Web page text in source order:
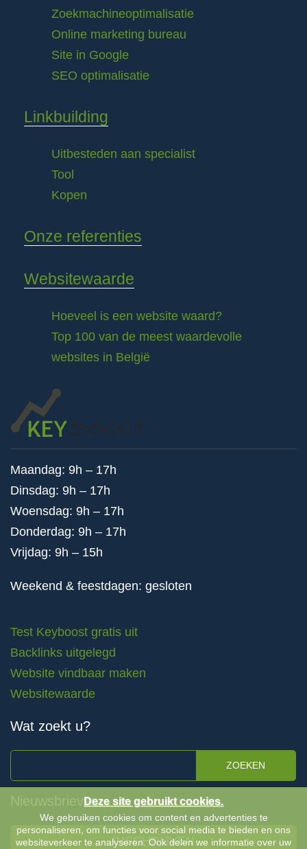
Zoekmachineoptimalisatie
Online marketing bureau
Site in Google
SEO optimalisatie
Linkbuilding
Uitbesteden aan specialist
Tool
Kopen
Onze referenties
Websitewaarde
Hoeveel is een website waard?
Top 100 van de meest waardevolle
websites in België
Maandag: 9h – 17h
Dinsdag: 9h – 17h
Woensdag: 9h – 17h
Donderdag: 9h – 17h
Vrijdag: 9h – 15h
Weekend & feestdagen: gesloten
Test Keyboost gratis uit
Backlinks uitgelegd
Website vindbaar maken
Websitewaarde
Wat zoekt u?
ZOEKEN
Nieuwsbrieven
INSCHRIJVEN
Deze site gebruikt cookies.
We gebruiken cookies om content en advertenties te
personaliseren, om functies voor social media te bieden en ons
websiteverkeer te analyseren. Ook delen we informatie over uw